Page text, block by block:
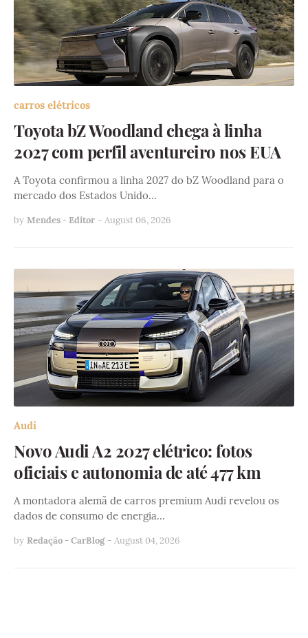
carros elétricos
Toyota bZ Woodland chega à linha
2027 com perfil aventureiro nos EUA
A Toyota confirmou a linha 2027 do bZ Woodland para o
mercado dos Estados Unido…
by Mendes - Editor - August 06, 2026
Audi
Novo Audi A2 2027 elétrico: fotos
oficiais e autonomia de até 477 km
A montadora alemã de carros premium Audi revelou os
dados de consumo de energia…
by Redação - CarBlog - August 04, 2026